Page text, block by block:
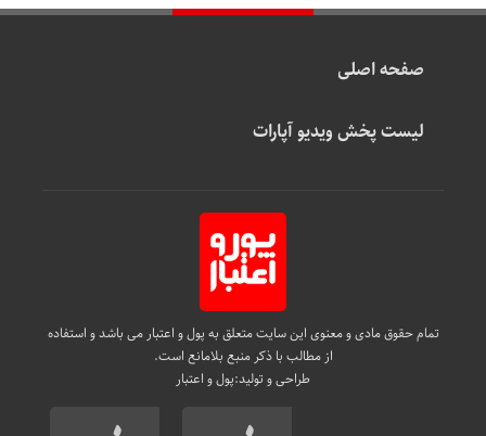
صفحه اصلی
لیست پخش ویدیو آپارات
تمام حقوق مادی و معنوی این سایت متعلق به پول و اعتبار می باشد و استفاده
از مطالب با ذکر منبع بلامانع است.
طراحی و تولید:پول و اعتبار